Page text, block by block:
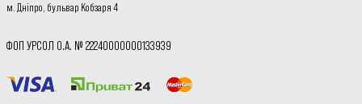
м. Дніпро, бульвар Кобзаря 4
ФОП УРСОЛ О.А. № 22240000000133939